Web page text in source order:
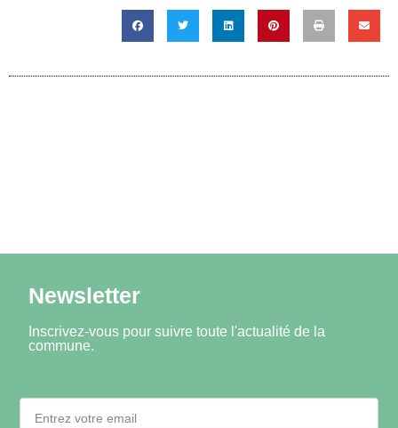
Newsletter
Inscrivez-vous pour suivre toute l'actualité de la
commune.